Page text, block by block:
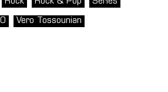
Vero Tossounian